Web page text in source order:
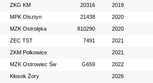
ZKG KM 20316 2019
MPK Olsztyn 21438 2020
MZK Ostrolęka 810290 2020
ZEC TST 7491 2021
ZKM Polkowice 2021
MZK Ostrowiec Św G659 2022
Kłosok Żory 2026